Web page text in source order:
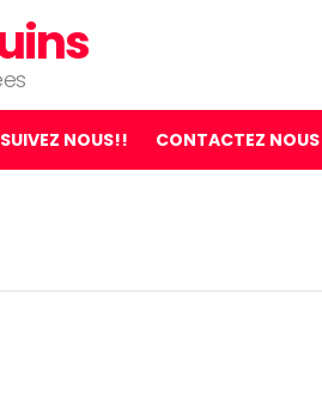
SUIVEZ NOUS!! CONTACTEZ NOUS